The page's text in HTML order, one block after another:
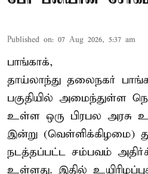
Published on: 07 Aug 2026, 5:37 am
பாங்காக்,
தாய்லாந்து தலைநகர்
பகுதியில் அமைந்துள்ள
உள்ள ஒரு பிரபல அரசு
இன்று (வெள்ளிக்கிழமை)
நடத்தப்பட்ட சம்பவம்
உள்ளது. இதில்